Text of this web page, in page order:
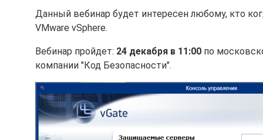
Данный вебинар будет интересен любому, кто
VMware vSphere.
Вебинар пройдет: 24 декабря в 11:00 по
компании "Код Безопасности".